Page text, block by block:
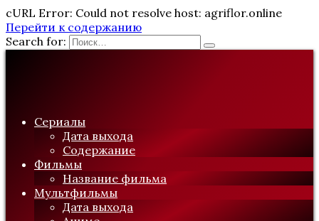
cURL Error: Could not resolve host: agriflor.online
Перейти к содержанию
Search for:
Сериалы
Дата выхода
Содержание
Фильмы
Название фильма
Мультфильмы
Дата выхода